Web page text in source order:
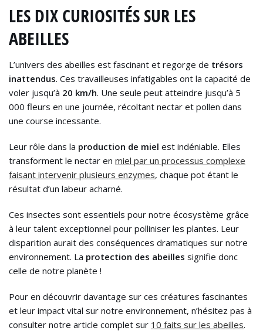
LES DIX CURIOSITÉS SUR LES
ABEILLES
L’univers des abeilles est fascinant et regorge de trésors
inattendus. Ces travailleuses infatigables ont la capacité de
voler jusqu’à 20 km/h. Une seule peut atteindre jusqu’à 5
000 fleurs en une journée, récoltant nectar et pollen dans
une course incessante.
Leur rôle dans la production de miel est indéniable. Elles
transforment le nectar en miel par un processus complexe
faisant intervenir plusieurs enzymes, chaque pot étant le
résultat d’un labeur acharné.
Ces insectes sont essentiels pour notre écosystème grâce
à leur talent exceptionnel pour polliniser les plantes. Leur
disparition aurait des conséquences dramatiques sur notre
environnement. La protection des abeilles signifie donc
celle de notre planète !
Pour en découvrir davantage sur ces créatures fascinantes
et leur impact vital sur notre environnement, n’hésitez pas à
consulter notre article complet sur 10 faits sur les abeilles.